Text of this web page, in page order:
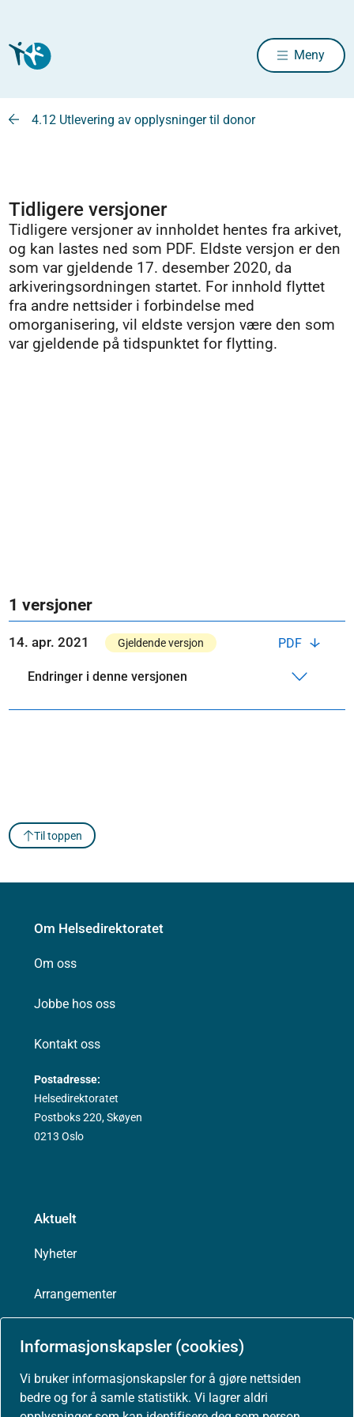
Informasjonskapsler (cookies)
Vi bruker informasjonskapsler for å gjøre nettsiden
bedre og for å samle statistikk. Vi lagrer aldri
Meny
4.12 Utlevering av opplysninger til donor
Tidligere versjoner
Tidligere versjoner av innholdet hentes fra arkivet,
og kan lastes ned som PDF. Eldste versjon er den
som var gjeldende 17. desember 2020, da
arkiveringsordningen startet. For innhold flyttet
fra andre nettsider i forbindelse med
omorganisering, vil eldste versjon være den som
var gjeldende på tidspunktet for flytting.
1 versjoner
PDF
14. apr. 2021 Gjeldende versjon
Endringer i denne versjonen
Til toppen
Om Helsedirektoratet
Om oss
Jobbe hos oss
Kontakt oss
Postadresse:
Helsedirektoratet
Postboks 220, Skøyen
0213 Oslo
Aktuelt
Nyheter
Arrangementer
Presse